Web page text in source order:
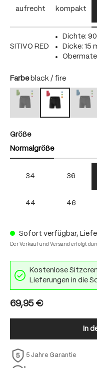
aufrecht kompakt
SITIVO RED
Dichte:
Dicke: 15
Farbeauswählen
black / fire
black / bright green
(Diese Option ist zurzeit nicht
black / fire
Größeauswählen
Normalgröße
34 36
44 46
Sofort verfügbar,
Der Verkauf und Versand erfolgt
Kostenlose
Lieferungen in die
69,95 €
In
5 Jahre Garantie